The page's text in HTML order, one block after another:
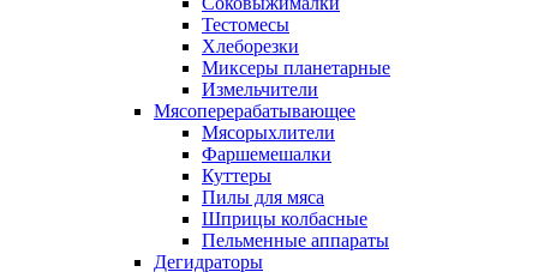
Тестомесы
Хлеборезки
Миксеры планетарные
Измельчители
Мясоперерабатывающее
Мясорыхлители
Фаршемешалки
Куттеры
Пилы для мяса
Шприцы колбасные
Пельменные аппараты
Дегидраторы